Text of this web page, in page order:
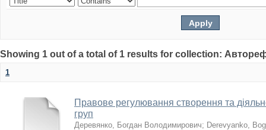
Showing 1 out of a total of 1 results for collection:
1
Правове регулювання створення та
груп
Деревянко, Богдан Володимирович; Derevyanko,